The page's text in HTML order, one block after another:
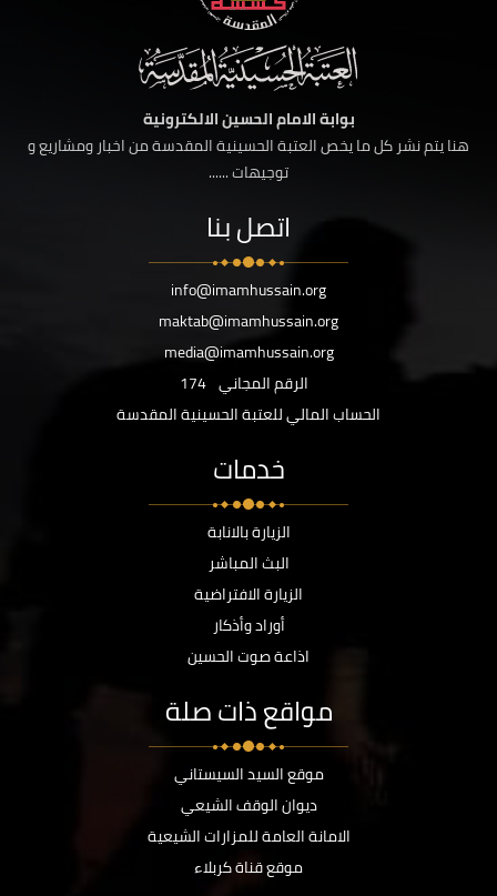
بوابة الامام الحسين الالكترونية
هنا يتم نشر كل ما يخص العتبة الحسينية المقدسة من اخبار ومشاريع و
توجيهات ......
اتصل بنا
info@imamhussain.org
maktab@imamhussain.org
media@imamhussain.org
الرقم المجاني 174
الحساب المالي للعتبة الحسينية المقدسة
خدمات
الزيارة بالانابة
البث المباشر
الزيارة الافتراضية
أوراد وأذكار
اذاعة صوت الحسين
مواقع ذات صلة
موقع السيد السيستاني
ديوان الوقف الشيعي
الامانة العامة للمزارات الشيعية
موقع قناة كربلاء